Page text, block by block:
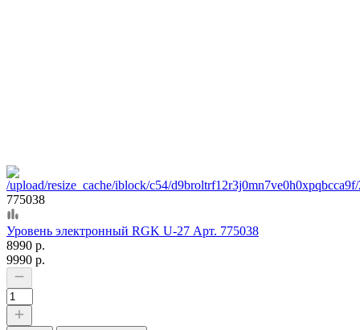
775038
Уровень электронный RGK U-27 Арт. 775038
8990 р.
9990 р.